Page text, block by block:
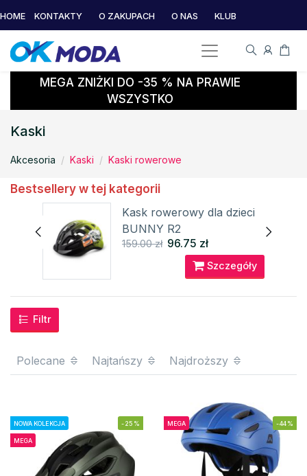
HOME KONTAKTY O ZAKUPACH O NAS KLUB
MEGA ZNIŻKI DO -35 % NA PRAWIE
WSZYSTKO
Kaski
Akcesoria Kaski Kaski rowerowe
Bestsellery w tej kategorii
Kask rowerowy dla dzieci
BUNNY R2
159.00 zł 96.75 zł
Szczegóły
Filtr
Polecane Najtańszy Najdroższy
NOWA KOLEKCJA
MEGA
-25% MEGA -44%